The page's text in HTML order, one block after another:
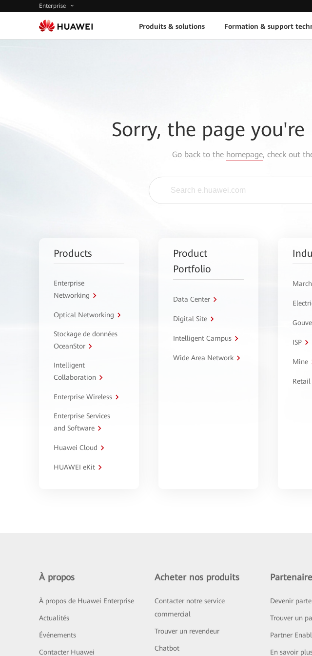
Enterprise
Produits & solutions Formation & support
Sorry, the page
Go back to the homepage, check out
Products
Enterprise
Networking
Optical Networking
Stockage de données
OceanStor
Intelligent
Collaboration
Enterprise Wireless
Enterprise Services
and Software
Huawei Cloud
HUAWEI eKit
Product
Portfolio
Data Center
Digital Site
Intelligent Campus
Wide Area Network
ISP
Mine
Retail
À propos
À propos de Huawei Enterprise
Actualités
Événements
Contacter Huawei
Acheter nos produits
Contacter notre service
commercial
Trouver un revendeur
Chatbot
Devenir
Trouver un
Partner
En savoir